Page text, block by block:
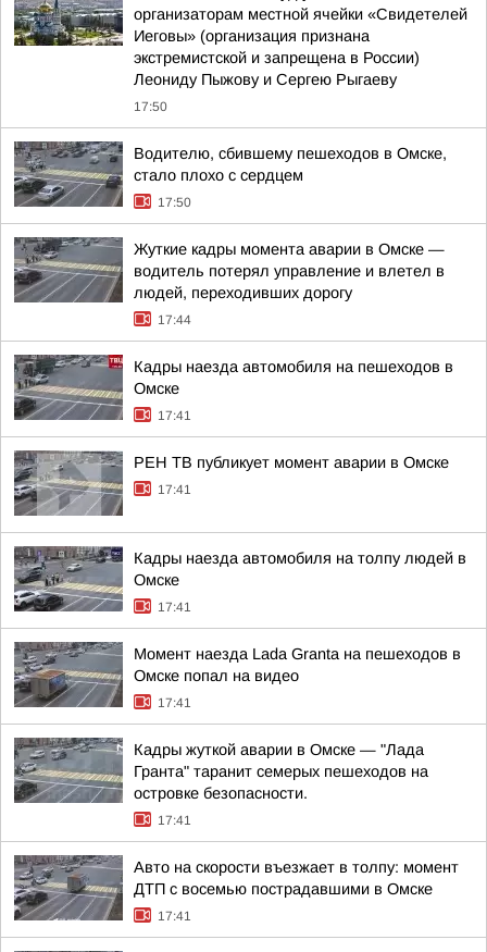
организаторам местной ячейки «Свидетелей
Иеговы» (организация признана
экстремистской и запрещена в России)
Леониду Пыжову и Сергею Рыгаеву
17:50
Водителю, сбившему пешеходов в Омске,
стало плохо с сердцем
17:50
Жуткие кадры момента аварии в Омске —
водитель потерял управление и влетел в
людей, переходивших дорогу
17:44
Кадры наезда автомобиля на пешеходов в
Омске
17:41
РЕН ТВ публикует момент аварии в Омске
17:41
Кадры наезда автомобиля на толпу людей в
Омске
17:41
Момент наезда Lada Granta на пешеходов в
Омске попал на видео
17:41
Кадры жуткой аварии в Омске — "Лада
Гранта" таранит семерых пешеходов на
островке безопасности.
17:41
Авто на скорости въезжает в толпу: момент
ДТП с восемью пострадавшими в Омске
17:41